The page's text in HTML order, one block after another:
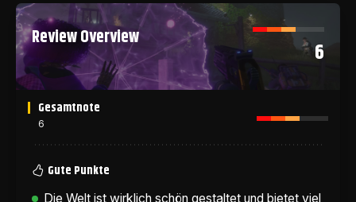
Review Overview 6
Gesamtnote
6
Gute Punkte
Die Welt ist wirklich schön gestaltet und bietet viel